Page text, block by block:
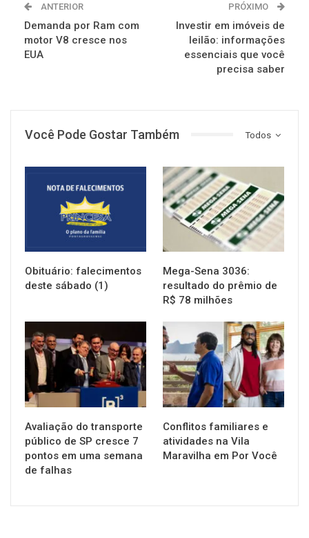
ANTERIOR
Demanda por Ram com
motor V8 cresce nos
EUA
PRÓXIMO
Investir em imóveis de
leilão: informações
essenciais que você
precisa saber
Todos
Você Pode Gostar Também
Obituário: falecimentos
deste sábado (1)
NOTÍCIAS
Mega-Sena 3036:
resultado do prêmio de
R$ 78 milhões
NOTÍCIAS
Avaliação do transporte
público de SP cresce 7
pontos em uma semana
de falhas
NOTÍCIAS
Conflitos familiares e
atividades na Vila
Maravilha em Por Você